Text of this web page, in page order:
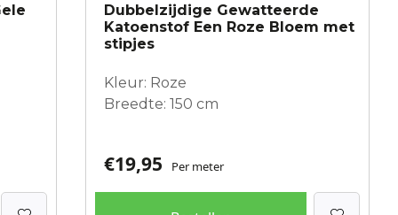
Dubbelzijdige Gewatteerde
Katoenstof Een Roze Bloem met
stipjes
Kleur: Roze
Breedte: 150 cm
€19,95 Per meter